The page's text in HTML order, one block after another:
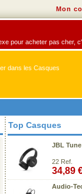
Mon
pour acheter pas cher,
dans les Casques
Top Casques
JBL
22 Ref.
34,89
Audio-